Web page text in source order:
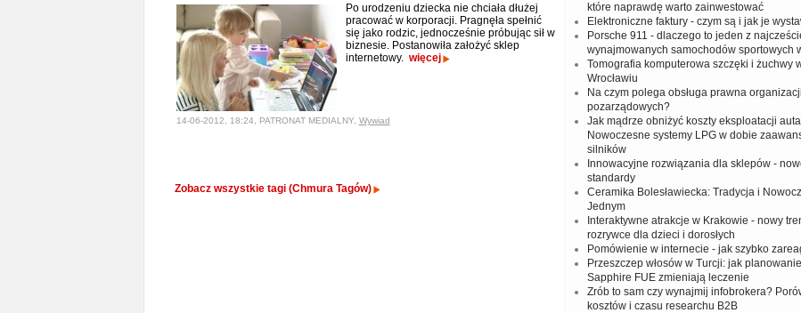
Po urodzeniu dziecka nie chciała dłużej
pracować w korporacji. Pragnęła spełnić
się jako rodzic, jednocześnie próbując sił w
biznesie. Postanowiła założyć sklep
internetowy. więcej
14-06-2012, 18:24, PATRONAT MEDIALNY, Wywiad
Zobacz wszystkie tagi (Chmura Tagów)
które naprawdę warto zainwestować
Elektroniczne faktury - czym są i jak je
Porsche 911 - dlaczego to jeden z
wynajmowanych samochodów sportowych
Tomografia komputerowa szczęki i żuchwy
Wrocławiu
Na czym polega obsługa prawna organizacji
pozarządowych?
Jak mądrze obniżyć koszty eksploatacji
Nowoczesne systemy LPG w dobie
silników
Innowacyjne rozwiązania dla sklepów -
standardy
Ceramika Bolesławiecka: Tradycja i
Jednym
Interaktywne atrakcje w Krakowie - nowy
rozrywce dla dzieci i dorosłych
Pomówienie w internecie - jak szybko
Przeszczep włosów w Turcji: jak
Sapphire FUE zmieniają leczenie
Zrób to sam czy wynajmij infobrokera?
kosztów i czasu researchu B2B